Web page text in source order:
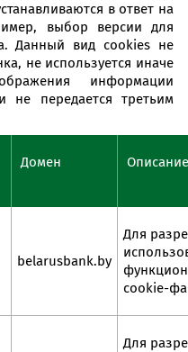
в ответ на
выбор версии для
Данный вид cookies не
не используется иначе
информации
не передается третьим
Домен Описание
belarusbank.by
Для
cookie-
Для